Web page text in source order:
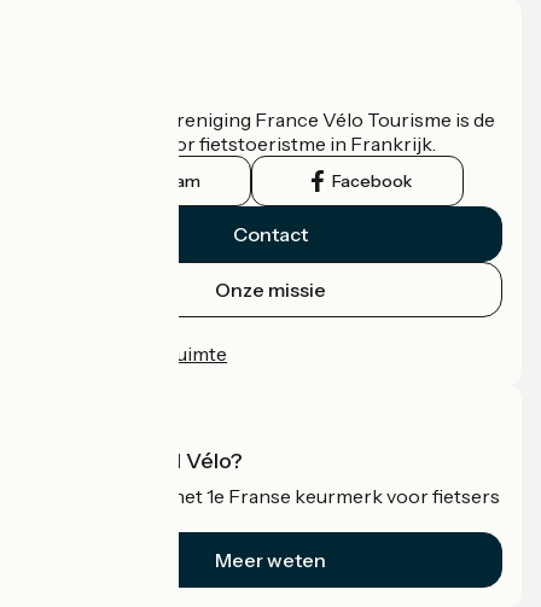
De nationale vereniging France Vélo Tourisme is de
officiële gids voor fietstoeristme in Frankrijk.
Instagram Facebook
Contact
Onze missie
Professionele ruimte
Wat is Accueil Vélo?
Accueil Vélo is het 1e Franse keurmerk voor fietsers
Meer weten